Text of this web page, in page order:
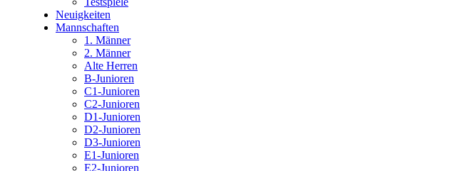
Neuigkeiten
Mannschaften
1. Männer
2. Männer
Alte Herren
B-Junioren
C1-Junioren
C2-Junioren
D1-Junioren
D2-Junioren
D3-Junioren
E1-Junioren
E2-Junioren